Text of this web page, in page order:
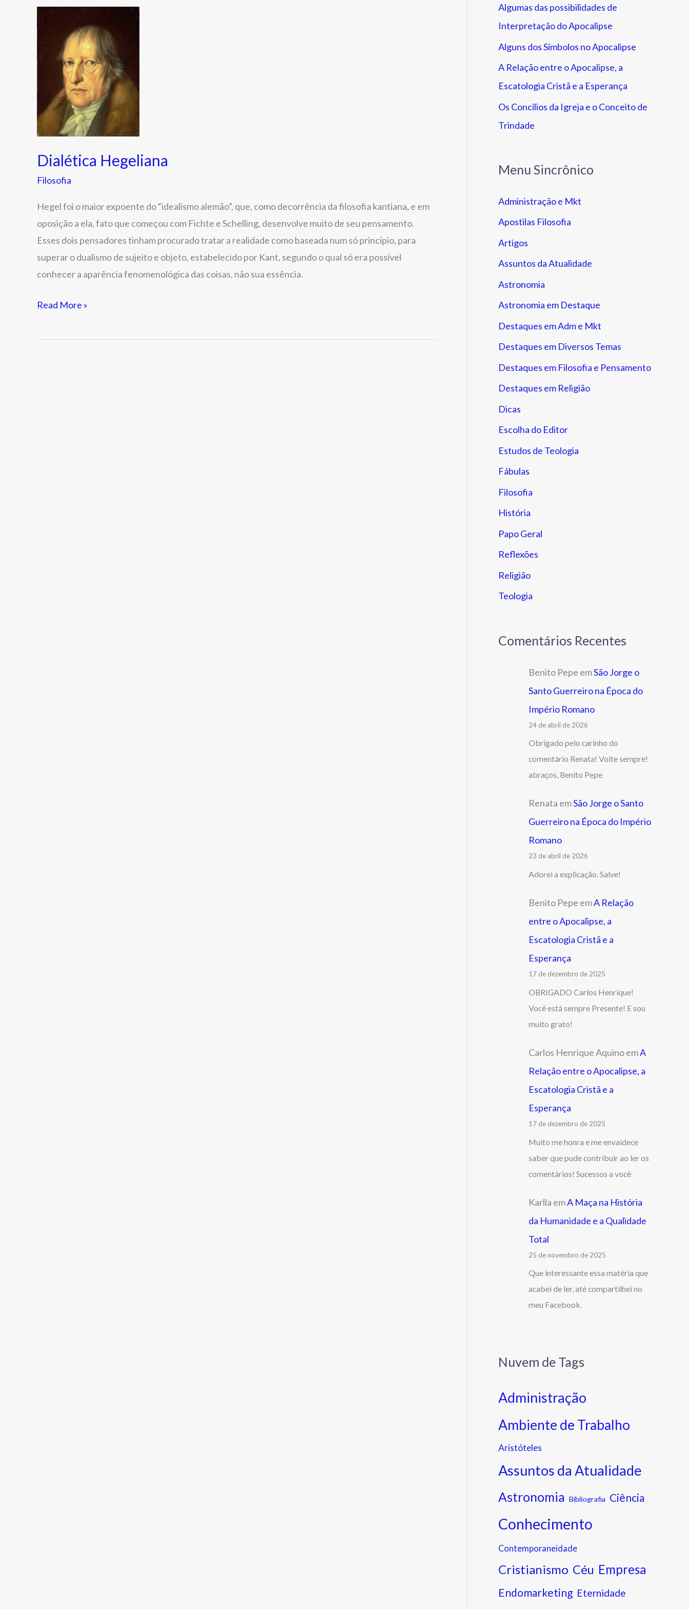
Dialética Hegeliana
Filosofia
Hegel foi o maior expoente do “idealismo alemão”, que, como decorrência da filosofia kantiana, e em
oposição a ela, fato que começou com Fichte e Schelling, desenvolve muito de seu pensamento.
Esses dois pensadores tinham procurado tratar a realidade como baseada num só princípio, para
superar o dualismo de sujeito e objeto, estabelecido por Kant, segundo o qual só era possível
conhecer a aparência fenomenológica das coisas, não sua essência.
Dialética
Hegeliana
Read More »
Algumas das possibilidades de
Interpretação do Apocalipse
Alguns dos Símbolos no Apocalipse
A Relação entre o Apocalipse, a
Escatologia Cristã e a Esperança
Os Concílios da Igreja e o Conceito de
Trindade
Menu Sincrônico
Administração e Mkt
Apostilas Filosofia
Artigos
Assuntos da Atualidade
Astronomia
Astronomia em Destaque
Destaques em Adm e Mkt
Destaques em Diversos Temas
Destaques em Filosofia e Pensamento
Destaques em Religião
Dicas
Escolha do Editor
Estudos de Teologia
Fábulas
Filosofia
História
Papo Geral
Reflexões
Religião
Teologia
Comentários Recentes
Benito Pepe emSão Jorge o
Santo Guerreiro na Época do
Império Romano
24 de abril de 2026
Obrigado pelo carinho do
comentário Renata! Volte sempre!
abraços, Benito Pepe
Renata emSão Jorge o Santo
Guerreiro na Época do Império
Romano
23 de abril de 2026
Adorei a explicação. Salve!
Benito Pepe emA Relação
entre o Apocalipse, a
Escatologia Cristã e a
Esperança
17 de dezembro de 2025
OBRIGADO Carlos Henrique!
Você está sempre Presente! E sou
muito grato!
Carlos Henrique AquinoemA
Relação entre o Apocalipse, a
Escatologia Cristã e a
Esperança
17 de dezembro de 2025
Muito me honra e me envaidece
saber que pude contribuir ao ler os
comentários! Sucessos a você
Karlla emA Maça na História
da Humanidade e a Qualidade
Total
25 de novembro de 2025
Que interessante essa matéria que
acabei de ler, até compartilhei no
meu Facebook.
Nuvem de Tags
Administração
Ambiente de Trabalho
Aristóteles
Assuntos da Atualidade
Astronomia Bibliografia Ciência
Conhecimento
Contemporaneidade
Cristianismo Céu Empresa
Endomarketing Eternidade